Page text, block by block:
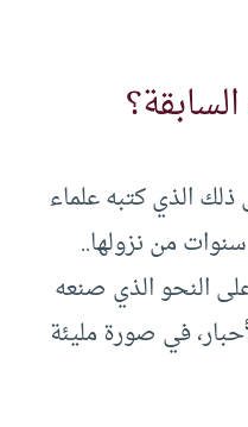
الذي كتبه علماء
من نزولها..
النحو الذي صنعه
في صورة مليئة